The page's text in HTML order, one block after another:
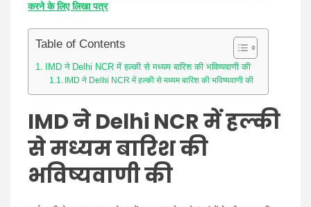
करने के लिए लिखा पत्र
Table of Contents
IMD ने Delhi NCR में हल्की से मध्यम बारिश की भविष्यवाणी की
IMD ने Delhi NCR में हल्की से मध्यम बारिश की भविष्यवाणी की
IMD ने Delhi NCR में हल्की
से मध्यम बारिश की
भविष्यवाणी की